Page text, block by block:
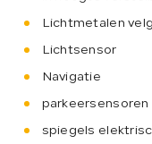
Lichtmetalen
Lichtsensor
Navigatie
parkeersensoren
spiegels